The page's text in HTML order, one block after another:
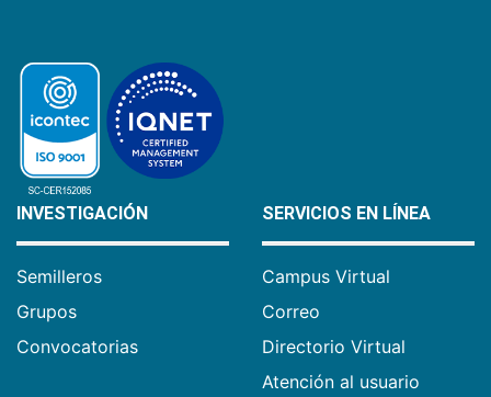
INVESTIGACIÓN
Semilleros
Grupos
Convocatorias
SERVICIOS EN LÍNEA
Campus Virtual
Correo
Directorio Virtual
Atención al usuario